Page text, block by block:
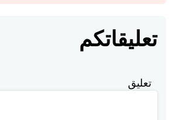
تعليقاتكم
تعليق